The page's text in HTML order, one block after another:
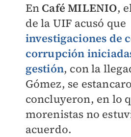
En Café MILENIO,
de la UIF acusó que
investigaciones de
corrupción
gestión, con la
Gómez, se
concluyeron, en lo
morenistas no
acuerdo.